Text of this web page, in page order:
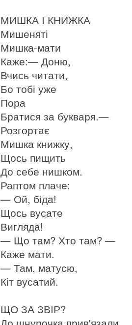
МИШКА І КНИЖКА
Мишеняті
Мишка-мати
Каже:— Доню,
Вчись читати,
Бо тобі уже
Пора
Братися за букваря.—
Розгортає
Мишка книжку,
Щось пищить
До себе нишком.
Раптом плаче:
— Ой, біда!
Щось вусате
Вигляда!
— Що там? Хто там? —
Каже мати.
— Там, матусю,
Кіт вусатий.
ЩО ЗА ЗВІР?